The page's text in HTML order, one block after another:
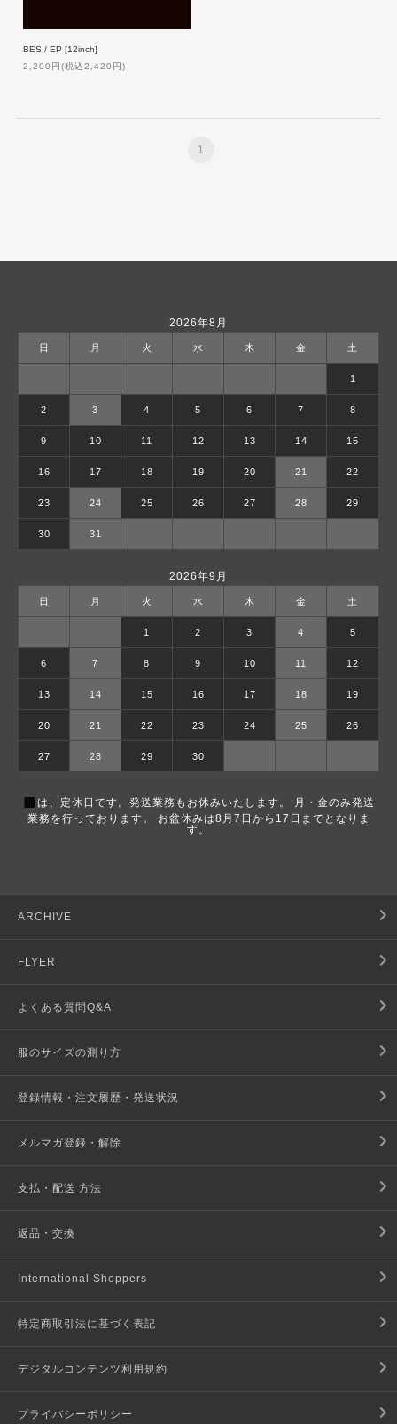
BES / EP [12inch]
2,200円(税込2,420円)
1
2026年8月
日 月 火 水 木 金 土
1
2 3 4 5 6 7 8
9 10 11 12 13 14 15
16 17 18 19 20 21 22
23 24 25 26 27 28 29
30 31
2026年9月
日 月 火 水 木 金 土
1 2 3 4 5
6 7 8 9 10 11 12
13 14 15 16 17 18 19
20 21 22 23 24 25 26
27 28 29 30
■ は、定休日です。発送業務もお休みいたします。 月・金のみ発送
業務を行っております。 お盆休みは8月7日から17日までとなりま
す。
ARCHIVE
FLYER
よくある質問Q&A
服のサイズの測り方
登録情報・注文履歴・発送状況
メルマガ登録・解除
支払・配送 方法
返品・交換
International Shoppers
特定商取引法に基づく表記
デジタルコンテンツ利用規約
プライバシーポリシー